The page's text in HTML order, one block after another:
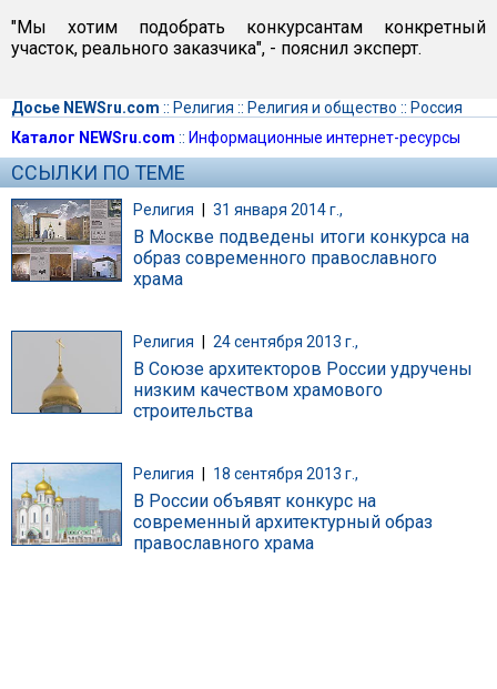
"Мы хотим подобрать конкурсантам конкретный
участок, реального заказчика", - пояснил эксперт.
Досье NEWSru.com :: Религия :: Религия и общество :: Россия
Каталог NEWSru.com :: Информационные интернет-ресурсы
ССЫЛКИ ПО ТЕМЕ
Религия | 31 января 2014 г.,
В Москве подведены итоги конкурса на
образ современного православного
храма
Религия 24 сентября 2013 г.,
В Союзе архитекторов России удручены
низким качеством храмового
строительства
Религия 18 сентября 2013 г.,
В России объявят конкурс на
современный архитектурный образ
православного храма